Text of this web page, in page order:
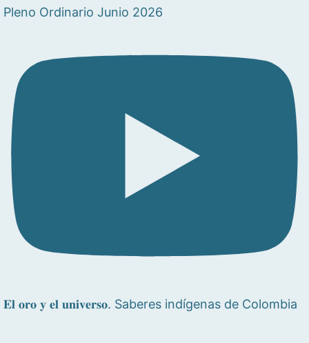
Pleno Ordinario Junio 2026
𝐄𝐥 𝐨𝐫𝐨 𝐲 𝐞𝐥 𝐮𝐧𝐢𝐯𝐞𝐫𝐬𝐨. Saberes indígenas de Colombia